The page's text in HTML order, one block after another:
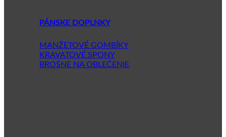
PÁNSKE DOPLNKY
MANŽETOVÉ GOMBÍKY
KRAVATOVÉ SPONY
BROŠNE NA OBLEČENIE